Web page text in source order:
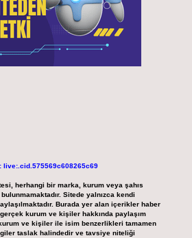
live:.cid.575569c608265c69
herhangi bir marka, kurum veya şahıs
Sitede yalnızca kendi
Burada yer alan içerikler haber
kurum ve kişiler hakkında paylaşım
ve kişiler ile isim benzerlikleri tamamen
taslak halindedir ve tavsiye niteliği